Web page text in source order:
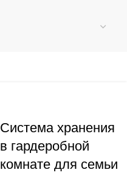
Система хранения
в гардеробной
комнате для семьи